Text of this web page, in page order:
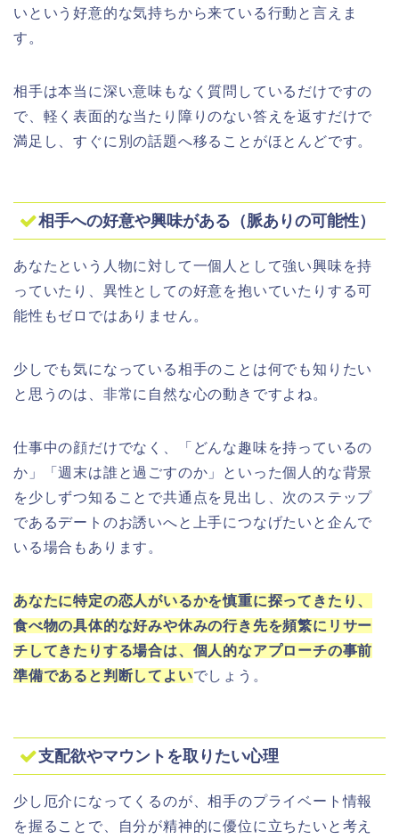
いという好意的な気持ちから来ている行動と言えま
す。
相手は本当に深い意味もなく質問しているだけですの
で、軽く表面的な当たり障りのない答えを返すだけで
満足し、すぐに別の話題へ移ることがほとんどです。
相手への好意や興味がある（脈ありの可能性）
あなたという人物に対して一個人として強い興味を持
っていたり、異性としての好意を抱いていたりする可
能性もゼロではありません。
少しでも気になっている相手のことは何でも知りたい
と思うのは、非常に自然な心の動きですよね。
仕事中の顔だけでなく、「どんな趣味を持っているの
か」「週末は誰と過ごすのか」といった個人的な背景
を少しずつ知ることで共通点を見出し、次のステップ
であるデートのお誘いへと上手につなげたいと企んで
いる場合もあります。
あなたに特定の恋人がいるかを慎重に探ってきたり、
食べ物の具体的な好みや休みの行き先を頻繁にリサー
チしてきたりする場合は、個人的なアプローチの事前
準備であると判断してよいでしょう。
支配欲やマウントを取りたい心理
少し厄介になってくるのが、相手のプライベート情報
を握ることで、自分が精神的に優位に立ちたいと考え